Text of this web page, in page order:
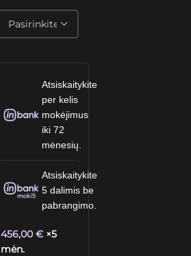
Atsiskaitykite
per kelis
mokėjimus
iki 72
mėnesių.
Atsiskaitykite
5 dalimis be
pabrangimo.
456,00€ ×5
mėn.